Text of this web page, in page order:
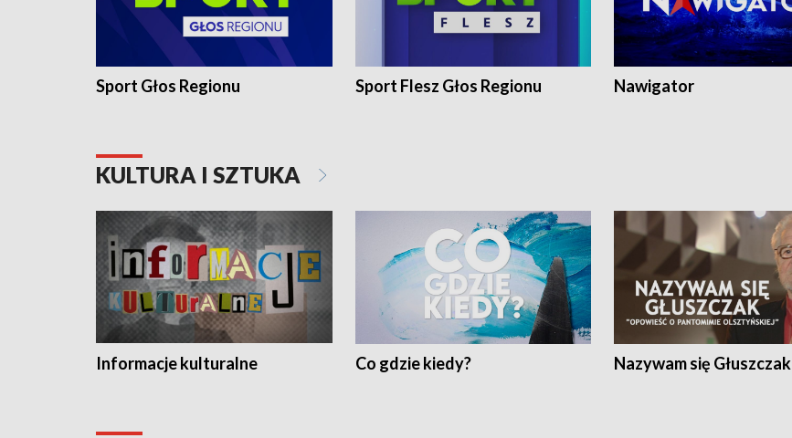
Sport Głos Regionu Sport Flesz Głos Regionu Nawigator
KULTURA I SZTUKA
Informacje kulturalne Co gdzie kiedy? Nazywam się Głuszczak